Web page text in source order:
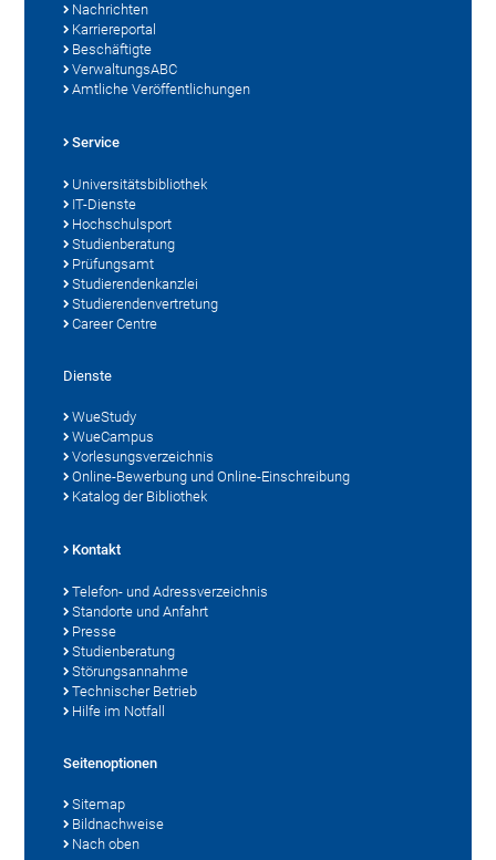
Nachrichten
Karriereportal
Beschäftigte
VerwaltungsABC
Amtliche Veröffentlichungen
Service
Universitätsbibliothek
IT-Dienste
Hochschulsport
Studienberatung
Prüfungsamt
Studierendenkanzlei
Studierendenvertretung
Career Centre
Dienste
WueStudy
WueCampus
Vorlesungsverzeichnis
Online-Bewerbung und Online-Einschreibung
Katalog der Bibliothek
Kontakt
Telefon- und Adressverzeichnis
Standorte und Anfahrt
Presse
Studienberatung
Störungsannahme
Technischer Betrieb
Hilfe im Notfall
Seitenoptionen
Sitemap
Bildnachweise
Nach oben